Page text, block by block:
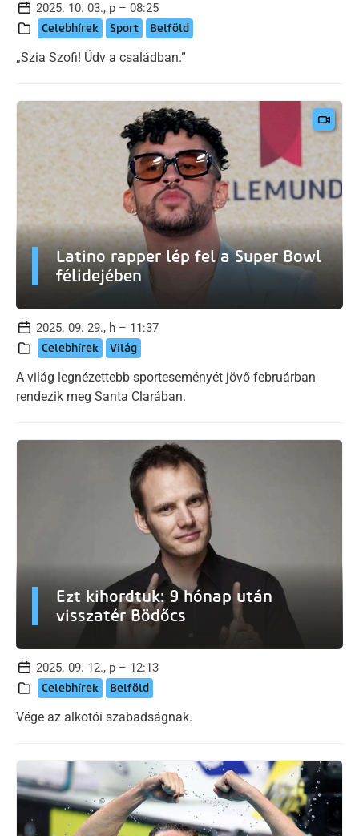
2025. 10. 03., p – 08:25
Celebhírek Sport Belföld
„Szia Szofi! Üdv a családban.”
Latino rapper lép fel a Super Bowl
félidejében
2025. 09. 29., h – 11:37
Celebhírek Világ
A világ legnézettebb sporteseményét jövő februárban
rendezik meg Santa Clarában.
Ezt kihordtuk: 9 hónap után
visszatér Bödőcs
2025. 09. 12., p – 12:13
Celebhírek Belföld
Vége az alkotói szabadságnak.